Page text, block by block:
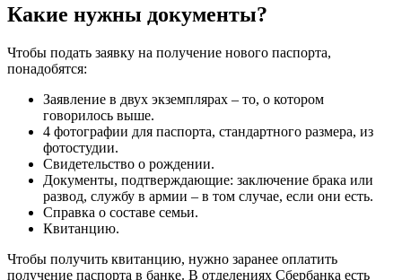
Какие нужны документы?
Чтобы подать заявку на получение нового паспорта,
понадобятся:
Заявление в двух экземплярах – то, о котором
говорилось выше.
4 фотографии для паспорта, стандартного размера, из
фотостудии.
Свидетельство о рождении.
Документы, подтверждающие: заключение брака или
развод, службу в армии – в том случае, если они есть.
Справка о составе семьи.
Квитанцию.
Чтобы получить квитанцию, нужно заранее оплатить
получение паспорта в банке. В отделениях Сбербанка есть